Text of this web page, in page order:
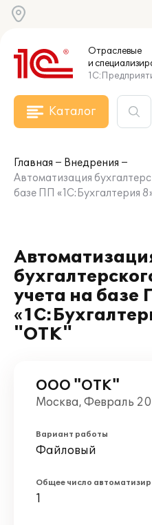
Отраслевые
и
Каталог
Главная
Внедрения
Автоматизация
базе ПП «1С:Бухгалтерия
учета на базе
"ОТК"
ООО "ОТК"
Москва, Февраль
Вариант работы
Файловый
Общее число
1